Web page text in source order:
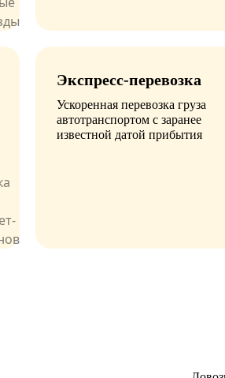
Экспресс-перевозка
Ускоренная перевозка груза
автотранспортом с заранее
известной датой прибытия